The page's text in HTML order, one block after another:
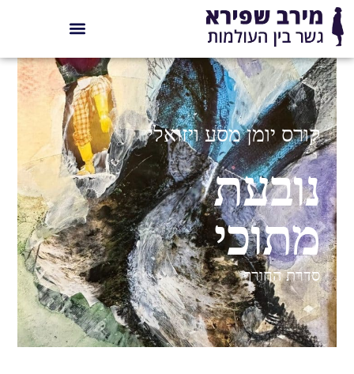
קורס יומן מסע ויזואלי
נובעת
מתוכי
סדרת החורף